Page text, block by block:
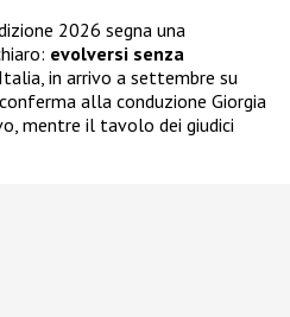
2026 segna una
evolversi senza
in arrivo a settembre su
alla conduzione Giorgia
mentre il tavolo dei giudici